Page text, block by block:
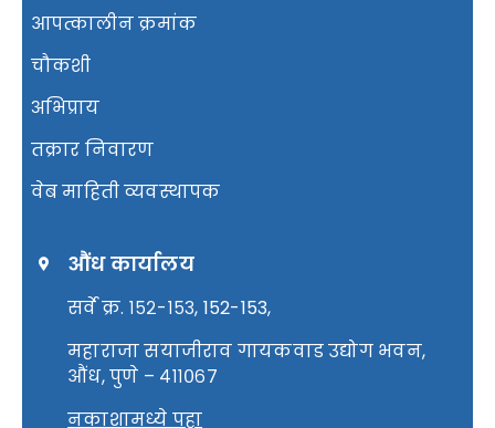
आपत्कालीन क्रमांक
चौकशी
अभिप्राय
तक्रार निवारण
वेब माहिती व्यवस्थापक
औंध कार्यालय
सर्वे क्र. १५२-१५३, 152-153,
महाराजा सयाजीराव गायकवाड उद्योग भवन,
औंध, पुणे – ४११०६७
नकाशामध्ये पहा